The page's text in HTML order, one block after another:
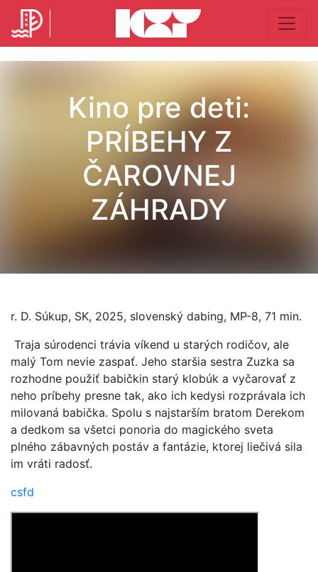
Kino pre deti:
PRÍBEHY Z
ČAROVNEJ
ZÁHRADY
r. D. Súkup, SK, 2025, slovenský dabing, MP-8, 71 min.
Traja súrodenci trávia víkend u starých rodičov, ale
malý Tom nevie zaspať. Jeho staršia sestra Zuzka sa
rozhodne použiť babičkin starý klobúk a vyčarovať z
neho príbehy presne tak, ako ich kedysi rozprávala ich
milovaná babička. Spolu s najstarším bratom Derekom
a dedkom sa všetci ponoria do magického sveta
plného zábavných postáv a fantázie, ktorej liečivá sila
im vráti radosť.
csfd